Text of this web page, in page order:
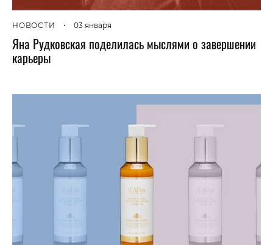
НОВОСТИ • 03 января
Яна Рудковская поделилась мыслями о завершении
карьеры